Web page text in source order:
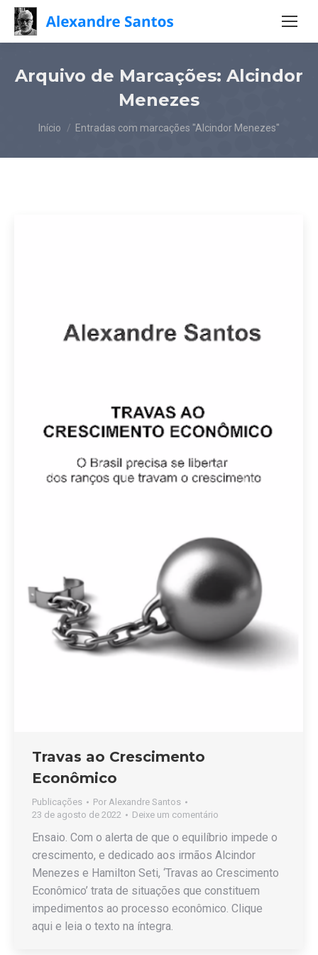
Arquivo de Marcações: Alcindor
Menezes
Você está aqui:
Início Entradas com marcações "Alcindor Menezes"
Travas ao Crescimento
Econômico
Publicações Por Alexandre Santos
23 de agosto de 2022
Deixe um comentário
Ensaio. Com o alerta de que o equilíbrio impede o
crescimento, e dedicado aos irmãos Alcindor
Menezes e Hamilton Seti, ‘Travas ao Crescimento
Econômico’ trata de situações que constituem
impedimentos ao processo econômico. Clique
aqui e leia o texto na íntegra.